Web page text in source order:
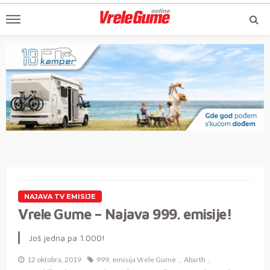
NAJAVA TV EMISIJE
Vrele Gume – Najava 999. emisije!
Još jedna pa 1.000!
12 oktobra, 2019 999. emisija Vrele Gume
Abarth